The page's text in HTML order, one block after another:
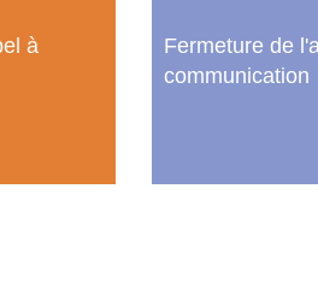
à
Fermeture de
communication